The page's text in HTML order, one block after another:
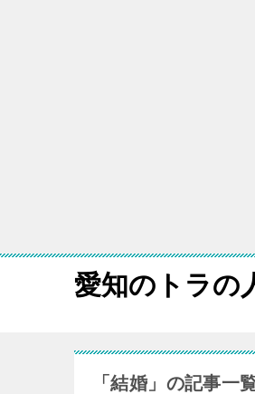
愛知のトラの
「結婚」の記事一